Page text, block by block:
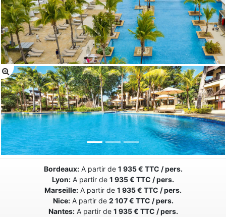
Bordeaux:A partir de 1 935 € TTC / pers.
Lyon: A partir de 1 935 € TTC / pers.
Marseille: A partir de 1 935 € TTC / pers.
Nice:A partir de 2 107 € TTC / pers.
Nantes:A partir de 1 935 € TTC / pers.